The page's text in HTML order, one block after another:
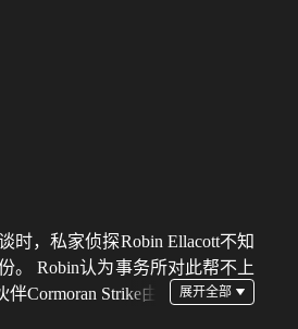
时，私家侦探Robin Ellacott不知
。 Robin认为事务所对此帮不上
Cormoran Strike由